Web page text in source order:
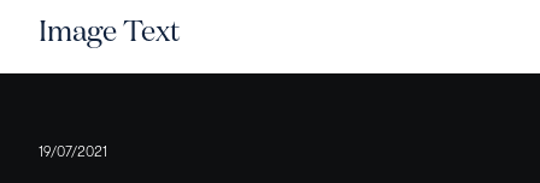
Image Text
19/07/2021